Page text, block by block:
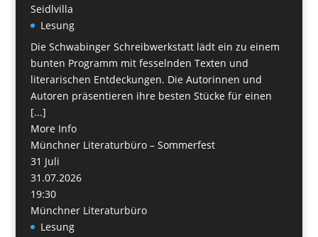
Seidlvilla
Lesung
Die Schwabinger Schreibwerkstatt lädt ein zu einem
bunten Programm mit fesselnden Texten und
literarischen Entdeckungen. Die Autorinnen und
Autoren präsentieren ihre besten Stücke für einen
[...]
More Info
Münchner Literaturbüro – Sommerfest
31 Juli
31.07.2026
19:30
Münchner Literaturbüro
Lesung